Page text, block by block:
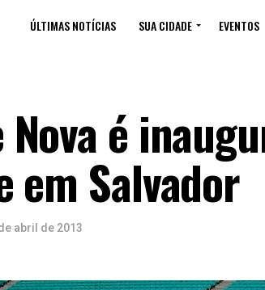
ÚLTIMAS NOTÍCIAS SUA CIDADE EVENTOS
é
Salvador
abril de 2013